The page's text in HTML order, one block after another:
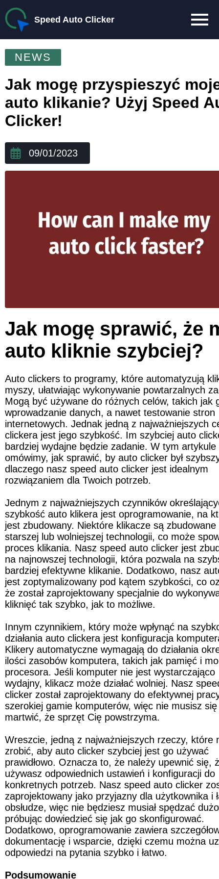
Speed Auto Clicker
NEWS
Jak mogę przyspieszyć
auto klikanie? Użyj Speed
Clicker!
09/01/2023
Jak mogę sprawić, że
auto kliknie szybciej?
Auto clickers to programy, które automatyzują
myszy, ułatwiając wykonywanie powtarzalnych
Mogą być używane do różnych celów, takich jak
wprowadzanie danych, a nawet testowanie stron
internetowych. Jednak jedną z najważniejszych
clickera jest jego szybkość. Im szybciej auto
bardziej wydajne będzie zadanie. W tym artykule
omówimy, jak sprawić, by auto clicker był
dlaczego nasz speed auto clicker jest idealnym
rozwiązaniem dla Twoich potrzeb.
Jednym z najważniejszych czynników
szybkość auto klikera jest oprogramowanie, na
jest zbudowany. Niektóre klikacze są zbudowane
starszej lub wolniejszej technologii, co może
proces klikania. Nasz speed auto clicker jest
na najnowszej technologii, która pozwala na
bardziej efektywne klikanie. Dodatkowo, nasz
jest zoptymalizowany pod kątem szybkości, co
że został zaprojektowany specjalnie do
kliknięć tak szybko, jak to możliwe.
Innym czynnikiem, który może wpłynąć na
działania auto clickera jest konfiguracja
Klikery automatyczne wymagają do działania
ilości zasobów komputera, takich jak pamięć i
procesora. Jeśli komputer nie jest wystarczająco
wydajny, klikacz może działać wolniej. Nasz
clicker został zaprojektowany do efektywnej
szerokiej gamie komputerów, więc nie musisz się
martwić, że sprzęt Cię powstrzyma.
Wreszcie, jedną z najważniejszych rzeczy, które
zrobić, aby auto clicker szybciej jest go używać
prawidłowo. Oznacza to, że należy upewnić się,
używasz odpowiednich ustawień i konfiguracji do
konkretnych potrzeb. Nasz speed auto clicker
zaprojektowany jako przyjazny dla użytkownika i
obsłudze, więc nie będziesz musiał spędzać
próbując dowiedzieć się jak go skonfigurować.
Dodatkowo, oprogramowanie zawiera
dokumentację i wsparcie, dzięki czemu można
odpowiedzi na pytania szybko i łatwo.
Podsumowanie